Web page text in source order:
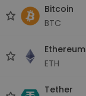
Bitcoin
BTC
Ethereum
ETH
Tether